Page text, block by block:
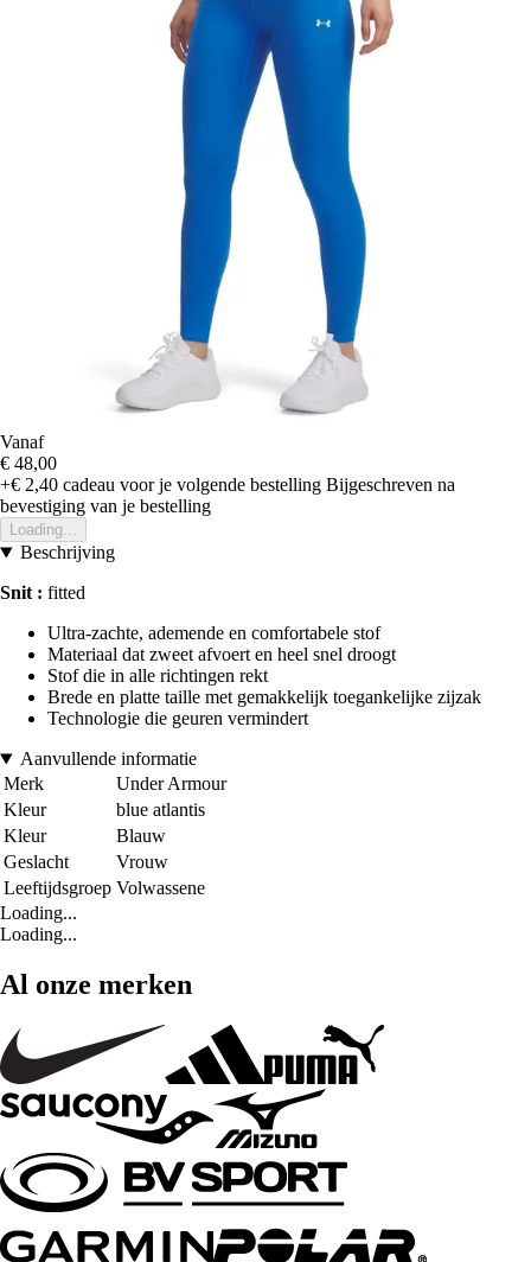
Vanaf
€ 48,00
+€ 2,40 cadeau voor je volgende bestelling Bijgeschreven na
bevestiging van je bestelling
Loading...
Beschrijving
Snit : fitted
Ultra-zachte, ademende en comfortabele stof
Materiaal dat zweet afvoert en heel snel droogt
Stof die in alle richtingen rekt
Brede en platte taille met gemakkelijk toegankelijke zijzak
Technologie die geuren vermindert
Aanvullende informatie
Merk
Under Armour
Kleur
blue atlantis
Kleur
Blauw
Geslacht
Vrouw
Leeftijdsgroep Volwassene
Loading...
Loading...
Al onze merken